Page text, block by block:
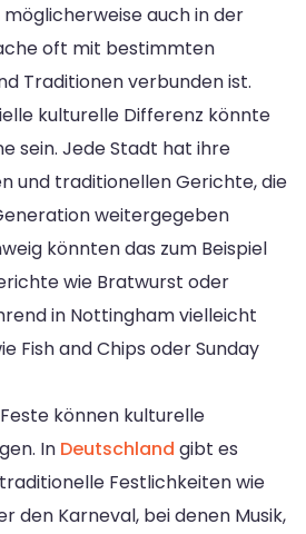
auch in der
oft mit bestimmten
Traditionen verbunden ist.
kulturelle Differenz könnte
sein. Jede Stadt hat ihre
und traditionellen Gerichte, die
weitergegeben
könnten das zum Beispiel
wie Bratwurst oder
in Nottingham vielleicht
Fish and Chips oder Sunday
können kulturelle
In Deutschland gibt es
Festlichkeiten wie
den Karneval, bei denen Musik,